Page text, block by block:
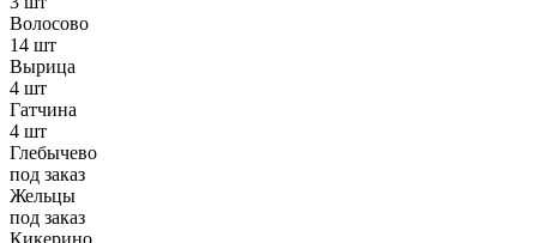
Волосово
14 шт
Вырица
4 шт
Гатчина
4 шт
Глебычево
под заказ
Жельцы
под заказ